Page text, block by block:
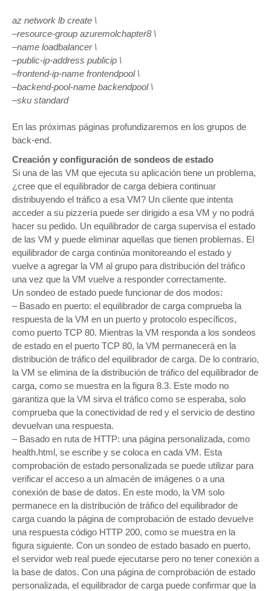
az network lb create \
–resource-group azuremolchapter8 \
–name loadbalancer \
–public-ip-address publicip \
–frontend-ip-name frontendpool \
–backend-pool-name backendpool \
–sku standard
En las próximas páginas profundizaremos en los grupos de
back-end.
Creación y configuración de sondeos de estado
Si una de las VM que ejecuta su aplicación tiene un problema,
¿cree que el equilibrador de carga debiera continuar
distribuyendo el tráfico a esa VM? Un cliente que intenta
acceder a su pizzería puede ser dirigido a esa VM y no podrá
hacer su pedido. Un equilibrador de carga supervisa el estado
de las VM y puede eliminar aquellas que tienen problemas. El
equilibrador de carga continúa monitoreando el estado y
vuelve a agregar la VM al grupo para distribución del tráfico
una vez que la VM vuelve a responder correctamente.
Un sondeo de estado puede funcionar de dos modos:
– Basado en puerto: el equilibrador de carga comprueba la
respuesta de la VM en un puerto y protocolo específicos,
como puerto TCP 80. Mientras la VM responda a los sondeos
de estado en el puerto TCP 80, la VM permanecerá en la
distribución de tráfico del equilibrador de carga. De lo contrario,
la VM se elimina de la distribución de tráfico del equilibrador de
carga, como se muestra en la figura 8.3. Este modo no
garantiza que la VM sirva el tráfico como se esperaba, solo
comprueba que la conectividad de red y el servicio de destino
devuelvan una respuesta.
– Basado en ruta de HTTP: una página personalizada, como
health.html, se escribe y se coloca en cada VM. Esta
comprobación de estado personalizada se puede utilizar para
verificar el acceso a un almacén de imágenes o a una
conexión de base de datos. En este modo, la VM solo
permanece en la distribución de tráfico del equilibrador de
carga cuando la página de comprobación de estado devuelve
una respuesta código HTTP 200, como se muestra en la
figura siguiente. Con un sondeo de estado basado en puerto,
el servidor web real puede ejecutarse pero no tener conexión a
la base de datos. Con una página de comprobación de estado
personalizada, el equilibrador de carga puede confirmar que la